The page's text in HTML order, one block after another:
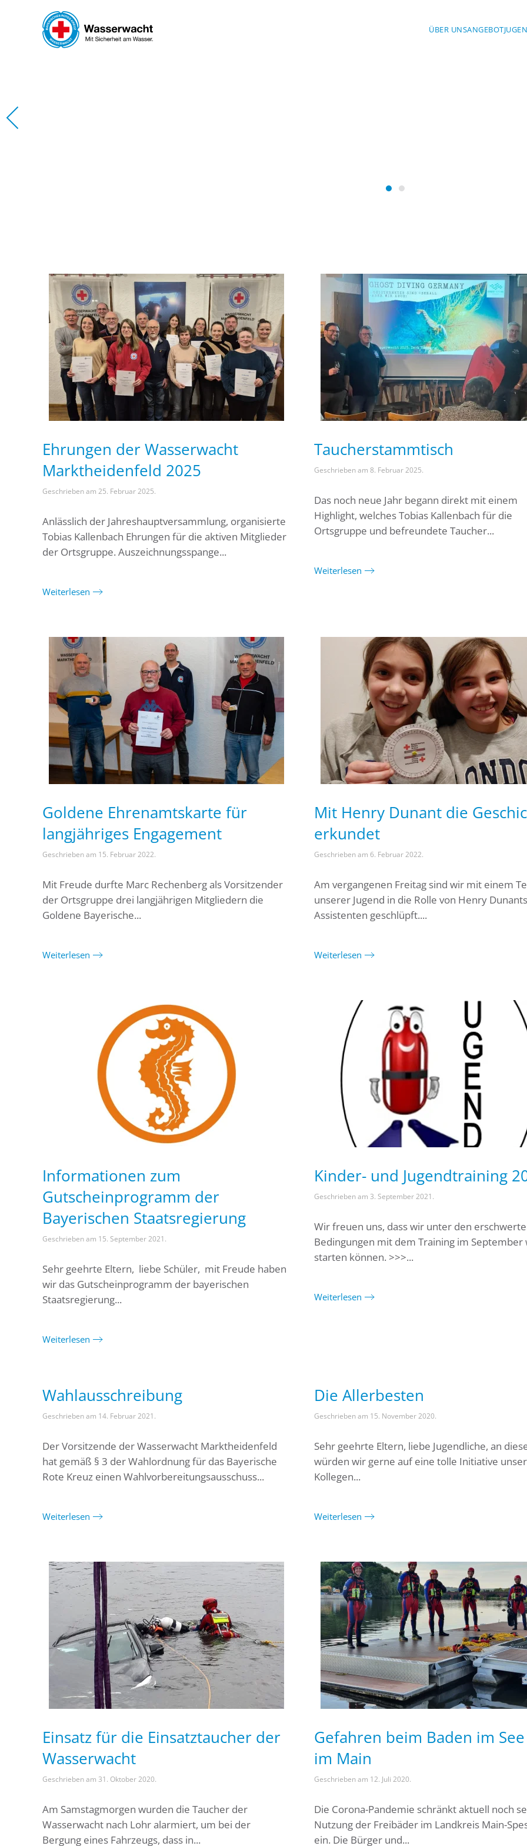
Skip to main content ÜBER UNSANGEBOT
Wasserwacht Bayern
Ehrungen der Wasserwacht
Marktheidenfeld 2025
Geschrieben am 25. Februar 2025.
Anlässlich der Jahreshauptversammlung, organisierte
Tobias Kallenbach Ehrungen für die aktiven Mitglieder
der Ortsgruppe. Auszeichnungsspange...
Weiterlesen
Taucherstammtisch
Geschrieben am 8. Februar 2025.
Das noch neue Jahr begann direkt mit einem
Highlight, welches Tobias Kallenbach für die
Ortsgruppe und befreundete Taucher...
Weiterlesen
Goldene Ehrenamtskarte für
langjähriges Engagement
Geschrieben am 15. Februar 2022.
Mit Freude durfte Marc Rechenberg als Vorsitzender
der Ortsgruppe drei langjährigen Mitgliedern die
Goldene Bayerische...
Weiterlesen
Mit Henry Dunant die
erkundet
Geschrieben am 6. Februar 2022.
Am vergangenen Freitag sind wir mit einem
unserer Jugend in die Rolle von Henry Dunants
Assistenten geschlüpft....
Weiterlesen
Informationen zum
Gutscheinprogramm der
Bayerischen Staatsregierung
Geschrieben am 15. September 2021 .
Sehr geehrte Eltern, liebe Schüler, mit Freude haben
wir das Gutscheinprogramm der bayerischen
Staatsregierung...
Weiterlesen
Kinder- und Jugendtraining
Geschrieben am 3. September 2021 .
Wir freuen uns, dass wir unter den
Bedingungen mit dem Training im September
starten können. >>>...
Weiterlesen
Wahlausschreibung
Geschrieben am 14. Februar 2021 .
Der Vorsitzende der Wasserwacht Marktheidenfeld
hat gemäß § 3 der Wahlordnung für das Bayerische
Rote Kreuz einen Wahlvorbereitungsausschuss...
Weiterlesen
Die Allerbesten
Geschrieben am 15. November 2020.
Sehr geehrte Eltern, liebe Jugendliche, an
würden wir gerne auf eine tolle Initiative
Kollegen...
Weiterlesen
Einsatz für die Einsatztaucher der
Wasserwacht
Geschrieben am 31. Oktober 2020.
Am Samstagmorgen wurden die Taucher der
Wasserwacht nach Lohr alarmiert, um bei der
Bergung eines Fahrzeugs, dass in...
Gefahren beim Baden im
im Main
Geschrieben am 12. Juli 2020.
Die Corona-Pandemie schränkt aktuell noch
Nutzung der Freibäder im Landkreis Main-
ein. Die Bürger und...